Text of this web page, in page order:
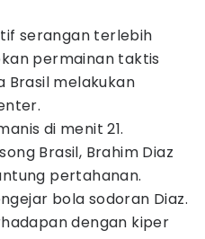
serangan terlebih
permainan taktis
Brasil melakukan
di menit 21.
Brasil, Brahim Diaz
pertahanan.
bola sodoran Diaz.
dengan kiper